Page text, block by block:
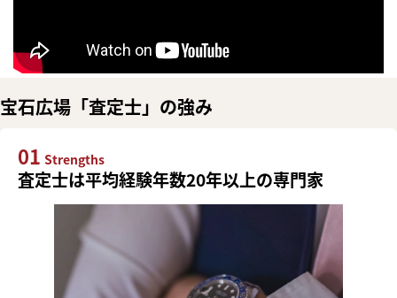
宝石広場「査定士」の強み
01 Strengths
査定士は平均経験年数20年以上の専門家